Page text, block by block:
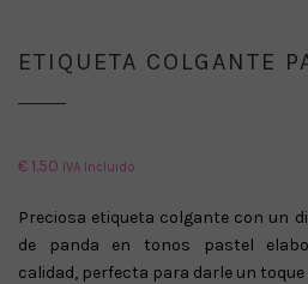
ETIQUETA COLGANTE
€1.50 IVA Incluido
Preciosa etiqueta colgante con un
de panda en tonos pastel
calidad, perfecta para darle un